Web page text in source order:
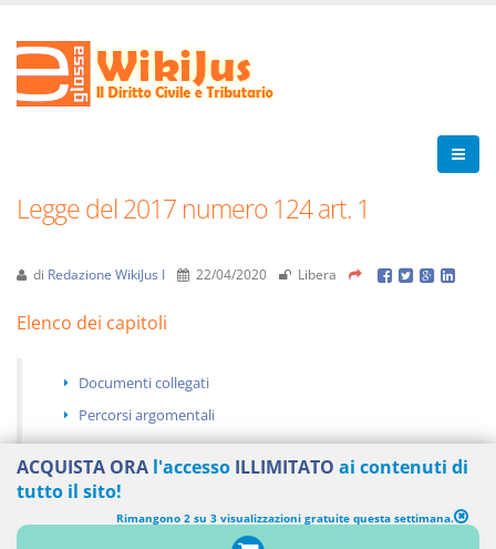
Legge del 2017 numero 124 art. 1
di Redazione WikiJus I 22/04/2020 Libera
Elenco dei capitoli
Documenti collegati
Percorsi argomentali
1. La presente legge reca disposizioni finalizzate a rimuovere ostacoli
ACQUISTA ORA l'accesso ILLIMITATO ai contenuti di
tutto il sito!
Rimangono 2 su 3 visualizzazioni gratuite questa settimana.